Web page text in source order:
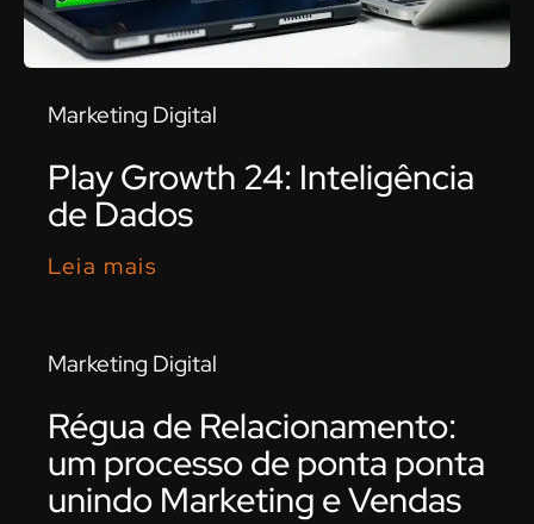
Marketing Digital
Play Growth 24: Inteligência
de Dados
Leia mais
Marketing Digital
Régua de Relacionamento:
um processo de ponta ponta
unindo Marketing e Vendas